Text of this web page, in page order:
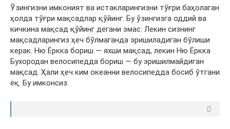
Ўзингизни имконият ва истакларингизни тўғри баҳолаган
ҳолда тўғри мақсадлар қўйинг. Бу ўзингизга оддий ва
кичкина мақсад қўйинг дегани эмас. Лекин сизнинг
мақсадларингиз ҳеч бўлмаганда эришиладиган бўлиши
керак. Ню Ёркка бориш — яхши мақсад, лекин Ню Ёркка
Бухородан велосипедда бориш — бу эришилмайдиган
мақсад. Ҳали ҳеч ким океанни велосипедда босиб ўтгани
ёқ. Бу имконсиз.